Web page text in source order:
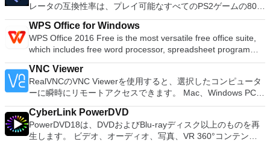
合。 OSがインストールされていないシステムで作業する必要
がある場合。 BIOSまたはその他のファームウェアをDOSから
フラッシュする必要がある場合。 低レベルのユーティリティ
を実行する必要がある場合。 Rufusは次の* ISOで動作しま
す：Arch Linux、Archbang、BartPE / pebuilder、CentOS、
Damn Small Linux、Fedora、FreeDOS、Gentoo、
gNewSense、Hiren&#39;s Boot CD、LiveXP、Knoppix、
Kubuntu、Linux Mint、NT Password Registry Editor、
OpenSUSE、Parted Magic、Slackware、Tails、Trinity
Rescue Kit、Ubuntu、Ultimate Boot CD、Windows XP（SP2
以降）、Windows Server 2003 R2、Windows Vista、
Windows 7、Windows 8。 *このリストは完全ではありませ
レータの互換性率は、プレイ可能なすべてのPS2ゲームの80％
以上を誇っています。かなり強力なコンピューターを所有して
いる場合、PCSX2は優れたエミュレーターです。また、この
アプリケーションはローエンドコンピューターのサポートも提
供するため、Playstation 2コンソールのすべての所有者は、
PCで動作するゲームを見ることができます。 PCSX2エミュレ
ーターを使用すると、PS2コントローラーを使用して、本物の
プレイステーション体験をシミュレートできます。このアプリ
ケーションでは、ディスクからゲームを直接実行することも、
ハードドライブからISOイメージとして実行することもできま
す。 主な機能は次のとおりです。 Savestates：ボタンを1つ
押すだけで、ゲームの現在の「状態」を保存できます。 無制
WPS Office for Windows
WPS Office 2016 Free is the most versatile free office suite,
which includes free word processor, spreadsheet program
and presentation maker. With these three programs you will
easily be able to deal with any office related tasks. WPS
Office 2016 Free has multiple language support for English,
French, German, Spanish, Portuguese,Russian and Polish
languages. To switch between languages requires only a
single click! Despite being a free suite, WPS Office comes
with many innovative features, such as the paragraph
VNC Viewer
RealVNCのVNC Viewerを使用すると、選択したコンピュータ
ーに瞬時にリモートアクセスできます。 Mac、Windows PC、
またはLinuxマシン、世界中のどこからでも。 VNC Viewerを
使用すると、コンピューターのデスクトップを表示したり、コ
ンピューターの前に直接座っているかのようにマウスとキーボ
ードを制御したりできます。 VNC Viewerは、インストールと
CyberLink PowerDVD
PowerDVD18は、DVDおよびBlu-rayディスク以上のものを再
生します。 ビデオ、オーディオ、写真、VR 360°コンテン